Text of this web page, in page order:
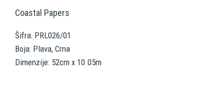
Coastal Papers
Šifra: PRL026/01
Boja: Plava, Crna
Dimenzije: 52cm x 10.05m